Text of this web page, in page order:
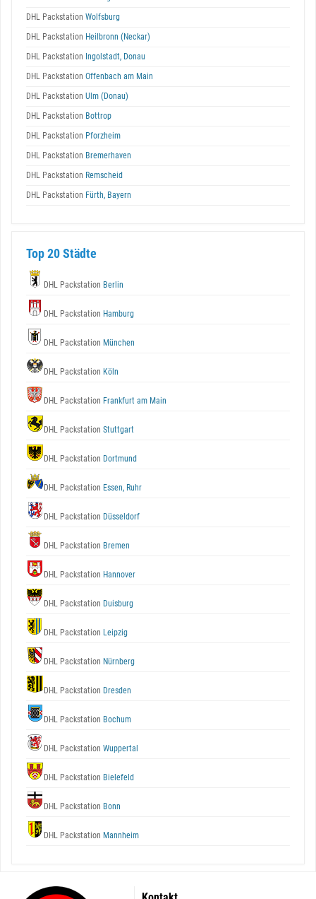
DHL Packstation Wolfsburg
DHL Packstation Heilbronn (Neckar)
DHL Packstation Ingolstadt, Donau
DHL Packstation Offenbach am Main
DHL Packstation Ulm (Donau)
DHL Packstation Bottrop
DHL Packstation Pforzheim
DHL Packstation Bremerhaven
DHL Packstation Remscheid
DHL Packstation Fürth, Bayern
Top 20 Städte
DHL Packstation Berlin
DHL Packstation Hamburg
DHL Packstation München
DHL Packstation Köln
DHL Packstation Frankfurt am Main
DHL Packstation Stuttgart
DHL Packstation Dortmund
DHL Packstation Essen, Ruhr
DHL Packstation Düsseldorf
DHL Packstation Bremen
DHL Packstation Hannover
DHL Packstation Duisburg
DHL Packstation Leipzig
DHL Packstation Nürnberg
DHL Packstation Dresden
DHL Packstation Bochum
DHL Packstation Wuppertal
DHL Packstation Bielefeld
DHL Packstation Bonn
DHL Packstation Mannheim